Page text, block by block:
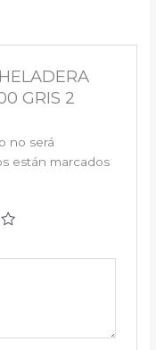
GRIS 2
no será
están marcados